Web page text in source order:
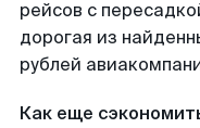
рейсов с
дорогая из
рублей
Как еще